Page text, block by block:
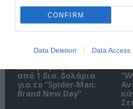
CONFIRM
Data Deletion Data Access
Εισπράξεις πάνω
από 1 δισ. δολάρια
για το “Spider-Man:
Brand New Day”
Η